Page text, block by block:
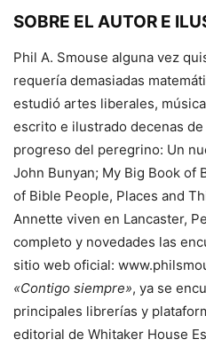
SOBRE EL AUTOR E
Phil A. Smouse alguna vez
requería demasiadas
estudió artes liberales,
escrito e ilustrado decenas
progreso del peregrino: Un
John Bunyan; My Big Book of
of Bible People, Places and
Annette viven en Lancaster,
completo y novedades las
sitio web oficial:
«Contigo siempre», ya se
principales librerías y
editorial de Whitaker House